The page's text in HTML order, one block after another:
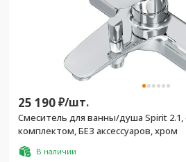
25 190₽/шт.
Смеситель для ванны/душа Spirit
комплектом, БЕЗ аксессуаров, хром
В наличии